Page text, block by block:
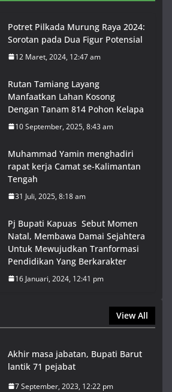
Potret Pilkada Murung Raya 2024:
Sorotan pada Dua Figur Potensial
12 Maret, 2024, 12:47 am
Rutan Tamiang Layang
Manfaatkan Lahan Kosong
Dengan Tanam 814 Pohon Kelapa
10 September, 2025, 8:43 am
Muhammad Yamin menghadiri
rapat kerja Camat se-Kalimantan
Tengah
31 Juli, 2025, 8:18 am
Pj Bupati Kapuas Sebut Momen
Natal, Membawa Damai Sejahtera
Untuk Mewujudkan Tranformasi
Pendidikan Yang Berkarakter
16 Januari, 2024, 12:41 pm
View All
Akhir masa jabatan, Bupati Barut
lantik 71 pejabat
7 September, 2023, 12:22 pm